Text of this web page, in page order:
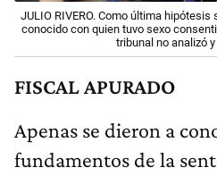
JULIO RIVERO. Como última
conocido con quien tuvo sexo
tribunal no analizó
FISCAL APURADO
Apenas se dieron a
fundamentos de la